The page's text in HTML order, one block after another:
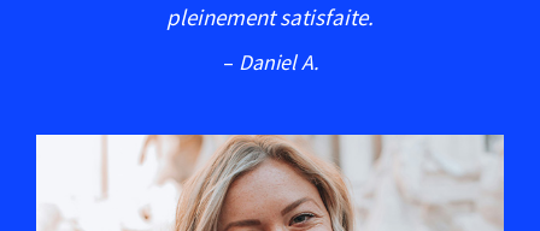
pleinement satisfaite.
– Daniel A.